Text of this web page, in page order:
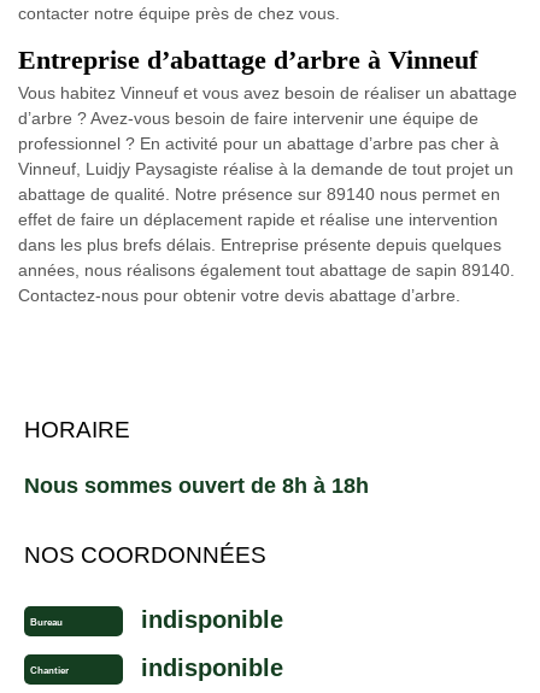
contacter notre équipe près de chez vous.
Entreprise d’abattage d’arbre à Vinneuf
Vous habitez Vinneuf et vous avez besoin de réaliser un abattage
d’arbre ? Avez-vous besoin de faire intervenir une équipe de
professionnel ? En activité pour un abattage d’arbre pas cher à
Vinneuf, Luidjy Paysagiste réalise à la demande de tout projet un
abattage de qualité. Notre présence sur 89140 nous permet en
effet de faire un déplacement rapide et réalise une intervention
dans les plus brefs délais. Entreprise présente depuis quelques
années, nous réalisons également tout abattage de sapin 89140.
Contactez-nous pour obtenir votre devis abattage d’arbre.
HORAIRE
Nous sommes ouvert de 8h à 18h
NOS COORDONNÉES
Bureau indisponible
Chantier indisponible